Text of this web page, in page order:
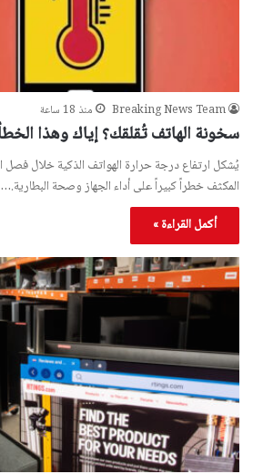
Breaking News Team منذ 18 ساعة
سخونة الهاتف تُقلقك؟ إياك وهذا
يُشكل ارتفاع درجة حرارة الهواتف الذكية خلال فصل
المكثف خطراً كبيراً على أداء الجهاز وصحة البطارية.…
أكمل القراءة »